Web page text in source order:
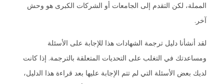
المملة، لكن التقدم إلى الجامعات أو الشركات الكبرى هو وحش
آخر.
لقد أنشأنا دليل ترجمة الشهادات هذا للإجابة على الأسئلة
ومساعدتك في التغلب على التحديات المتعلقة بالترجمة. إذا كانت
لديك بعض الأسئلة التي لم تتم الإجابة عليها بعد قراءة هذا الدليل،